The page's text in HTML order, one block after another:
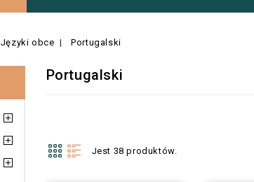
Języki obce Portugalski
Portugalski
Jest 38 produktów.